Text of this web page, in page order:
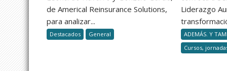
de Americal Reinsurance Solutions,
para analizar...
Destacados General
Liderazgo
ADEMÁS. Y
Cursos,